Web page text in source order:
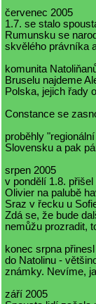
červenec 2005
1.7. se stalo
Rumunsku se
skvělého právníka
komunita
Bruselu najdeme
Polska, jejich řady
Constance se
proběhly
Slovensku a pak
srpen 2005
v pondělí 1.8.
Olivier na palubě
Sraz v řecku u
Zdá se, že bude
nemůžu prozradit,
konec srpna
do Natolinu -
známky. Nevíme,
září 2005